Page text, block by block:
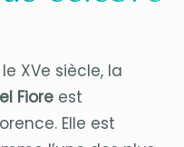
XVe siècle, la
Fiore est
Elle est